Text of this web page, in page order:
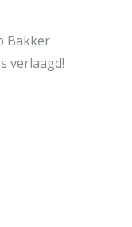
Bakker
verlaagd!